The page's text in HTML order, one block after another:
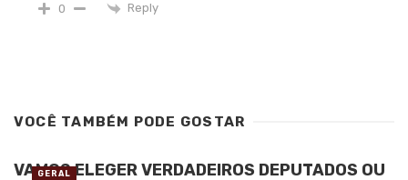
0 Reply
VOCÊ TAMBÉM PODE GOSTAR
VAMOS ELEGER VERDADEIROS DEPUTADOS OU
GERAL